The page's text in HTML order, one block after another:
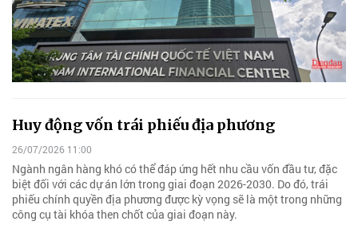
Huy động vốn trái phiếu địa phương
26/07/2026 11:00
Ngành ngân hàng khó có thể đáp ứng hết nhu cầu vốn đầu tư, đặc
biệt đối với các dự án lớn trong giai đoạn 2026-2030. Do đó, trái
phiếu chính quyền địa phương được kỳ vọng sẽ là một trong những
công cụ tài khóa then chốt của giai đoạn này.